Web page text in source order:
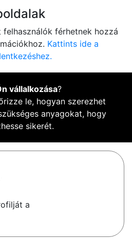
férhetnek hozzá
Kattints ide a
vállalkozása?
le, hogyan szerezhet
anyagokat, hogy
sikerét.
a